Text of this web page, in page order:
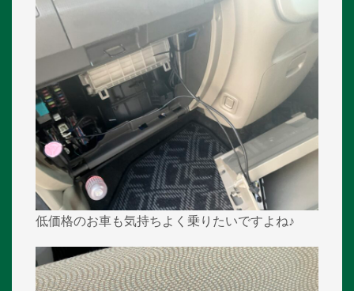
低価格のお車も気持ちよく乗りたいですよね♪